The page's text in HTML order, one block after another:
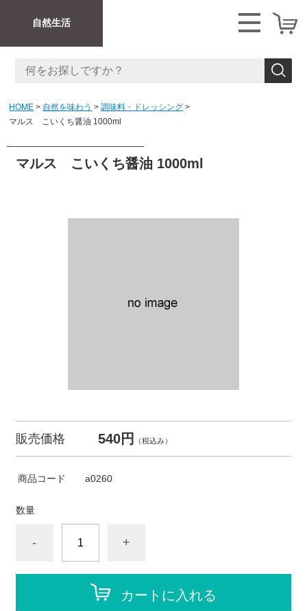
自然生活
HOME 自然を味わう
調味料・ドレッシング
マルス こいくち醤油 1000ml
マルス こいくち醤油 1000ml
販売価格 540円 （税込み）
商品コード a0260
数量
- +
カートに入れる